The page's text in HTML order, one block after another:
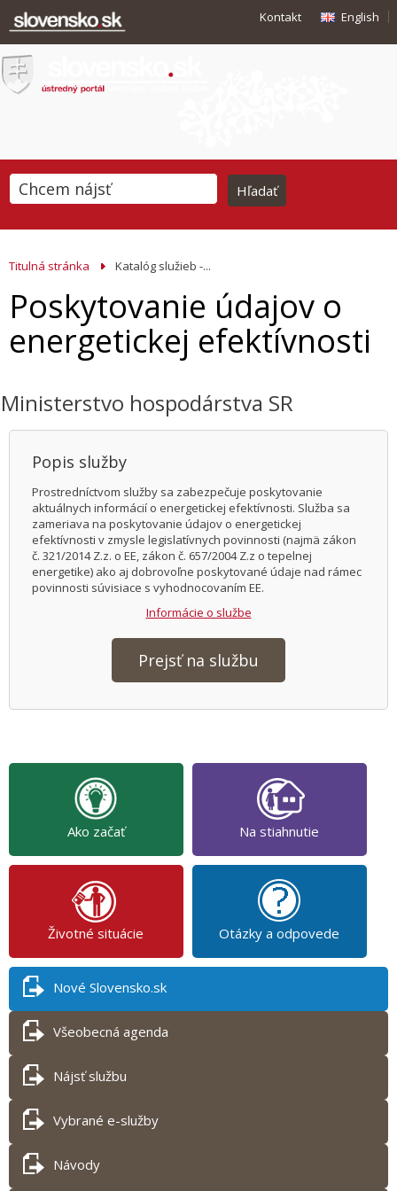
Kontakt English
Titulná stránka Katalóg služieb -...
Poskytovanie údajov o
energetickej efektívnosti
Ministerstvo hospodárstva SR
Popis služby
Prostredníctvom služby sa zabezpečuje poskytovanie
aktuálnych informácií o energetickej efektívnosti. Služba sa
zameriava na poskytovanie údajov o energetickej
efektívnosti v zmysle legislatívnych povinnosti (najmä zákon
č. 321/2014 Z.z. o EE, zákon č. 657/2004 Z.z o tepelnej
energetike) ako aj dobrovoľne poskytované údaje nad rámec
povinnosti súvisiace s vyhodnocovaním EE.
Informácie o službe
Prejsť na službu
Ako začať Na stiahnutie
Životné situácie Otázky a odpovede
Nové Slovensko.sk
Všeobecná agenda
Nájsť službu
Vybrané e-služby
Návody